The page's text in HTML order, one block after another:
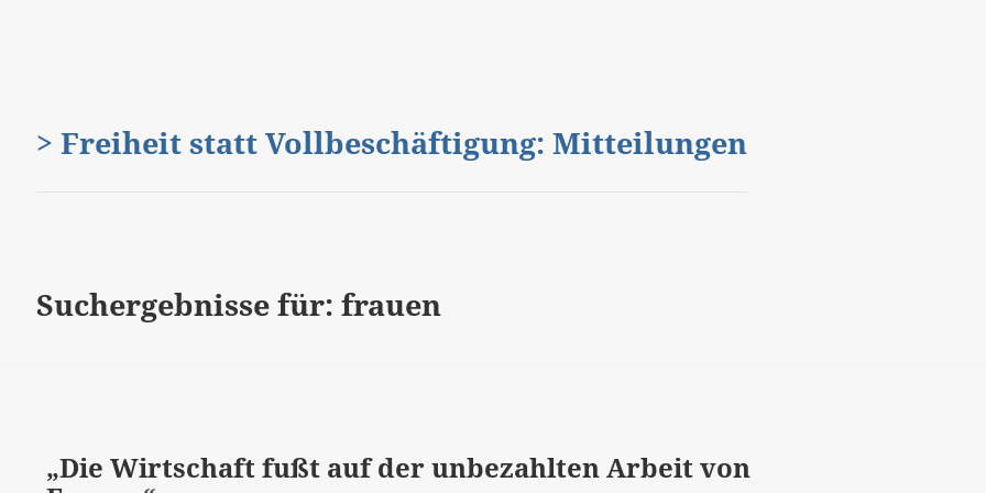
> Freiheit statt Vollbeschäftigung: Mitteilungen
Suchergebnisse für: frauen
„Die Wirtschaft fußt auf der unbezahlten Arbeit von